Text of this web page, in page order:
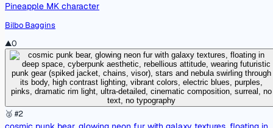
Pineapple MK character
Bilbo Baggins
▲0
🥈 #2